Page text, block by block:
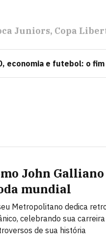
Juniors Copa
economia e futebol: o
John
mundial
Metropolitano dedica
celebrando sua
de sua história